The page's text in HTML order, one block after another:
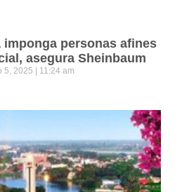
imponga personas afines
asegura Sheinbaum
5, 2025 11:24 am